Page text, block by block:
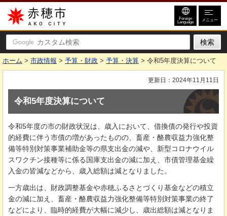
赤穂市
Foreign
Language メニュー
ホーム > 市政情報 > 予算・財政 > 予算・決算 > 令和5年度決算について
更新日：2024年11月11日
令和5年度決算について
令和5年度の市の財政状況は、歳入において、借換債の発行や投資
的経費に伴う市債の増があったものの、畜産・酪農収益力強化整
備等特別対策事業補助金等の県支出金の減や、新型コロナウイル
スワクチン接種等に係る国庫支出金の減に加え、市債管理基金繰
入金の皆減などから、歳入総額は減となりました。
一方歳出は、財政調整基金や赤穂ふるさとづくり基金などの積立
金の減に加え、畜産・酪農収益力強化整備等特別対策事業の終了
などにより、臨時的経費が大幅に減少し、歳出総額は減となりま